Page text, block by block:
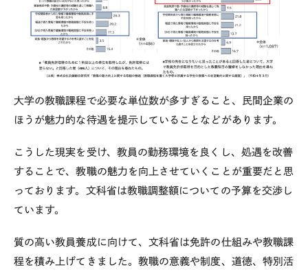
大学の教職課程で必要な単位数が多すぎること、民間企業の
ほうが魅力的な待遇を提示していることなどがあります。
こうした現実を受け、教員の勤務環境を良くし、処遇を改善
することで、教職の魅力を向上させていくことが重要だと思
っております。文科省は教職調整額についての予算を交渉し
ています。
質の高い教員養成に向けて、文科省は免許の仕組みや教職課
程を積み上げてきました。教職の意義や制度、道徳、特別活